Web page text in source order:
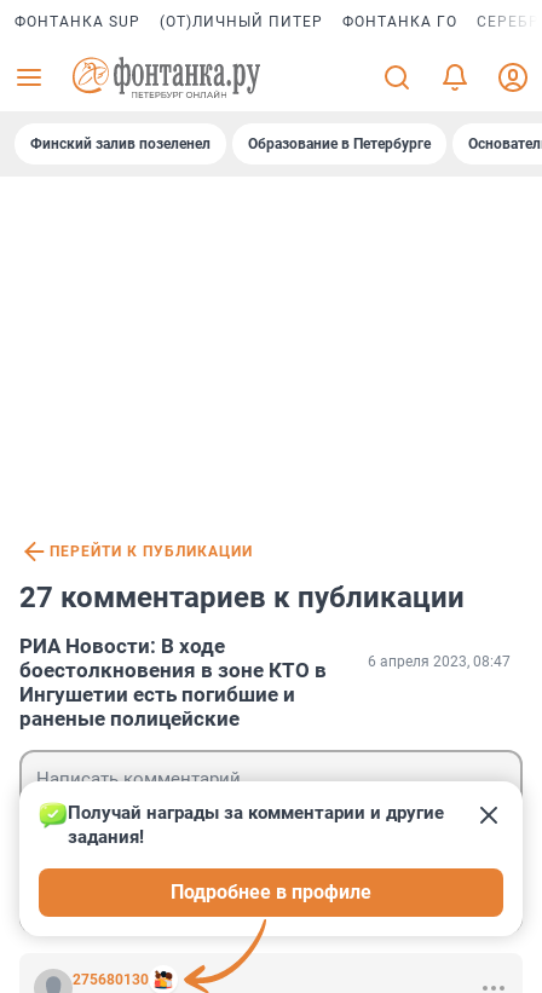
ФОНТАНКА SUP (ОТ)ЛИЧНЫЙ ПИТЕР ФОНТАНКА ГО
Финский залив позеленел Образование в Петербурге
ПЕРЕЙТИ К ПУБЛИКАЦИИ
27 комментариев к публикации
РИА Новости: В ходе
боестолкновения в зоне КТО в
Ингушетии есть погибшие и
раненые полицейские
6 апреля 2023, 08:47
275680130
Получай награды за комментарии и другие
задания!
Подробнее в профиле